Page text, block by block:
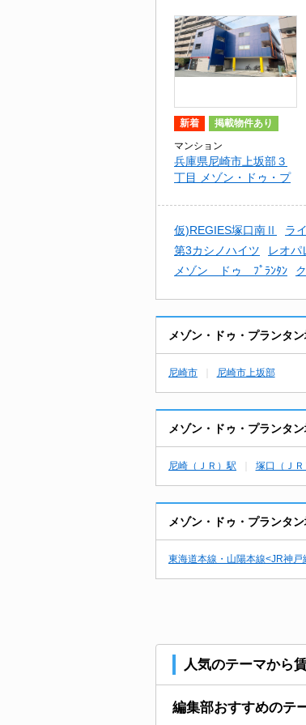
新着 掲載物件あり
マンション
兵庫県尼崎市上坂部３
丁目 メゾン・ドゥ・プ
仮)REGIES塚口南Ⅱ ラ
第3カシノハイツ
レオ
メゾン ドゥ ﾌﾟﾗﾝﾀﾝ
メゾン・ドゥ・プランタ
尼崎市 尼崎市上坂部
メゾン・ドゥ・プランタ
尼崎（ＪＲ）駅 塚口（ＪＲ
メゾン・ドゥ・プランタ
東海道本線・山陽本線<JR神戸
人気のテーマから
編集部おすすめのテ